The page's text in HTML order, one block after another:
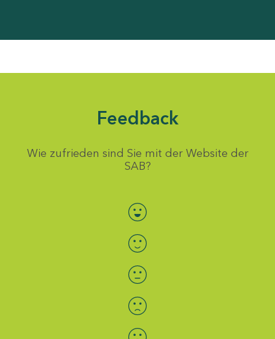
Feedback
Wie zufrieden sind Sie mit der Website der
SAB?
Bewertung auswählen